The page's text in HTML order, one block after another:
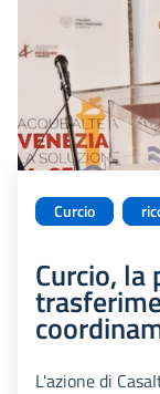
Curcio
Curcio, la
L'azione di